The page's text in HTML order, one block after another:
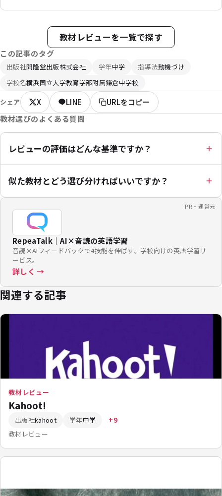
教材レビューを一覧で探す
この記事のタグ
出版社開隆堂出版株式会社 学年中学 指導法動機づけ
学校名横浜国立大学教育学部附属鎌倉中学校
シェア X LINE
URLをコピー
教材選びのよくある質問
レビューの評価はどんな基準ですか？
似た教材とどう選び分ければいいですか？
PR・運営元
RepeaTalk｜AI×音読の英語学習
音読×AIフィードバックで4技能を伸ばす、学校向けの英語学習サ
ービス。
詳しく →
関連する記事
教材レビュー
Kahoot!
出版社kahoot 学年中学 +9
教材レビュー